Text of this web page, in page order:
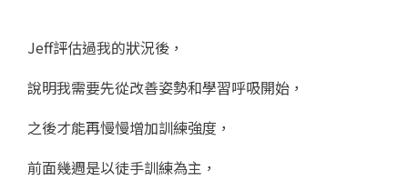
Jeff評估過我的狀況後，
說明我需要先從改善姿勢和學習呼吸開始，
之後才能再慢慢增加訓練強度，
前面幾週是以徒手訓練為主，